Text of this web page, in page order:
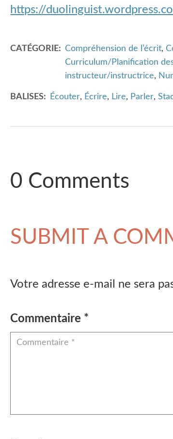
https://
CATÉGORIE Compréhension de l’écrit,
Curriculum/Planification
instructeur/instructrice,
BALISES Écouter, Écrire, Lire, Parler,
0 Comments
SUBMIT A
Votre adresse e-mail ne sera
Commentaire *